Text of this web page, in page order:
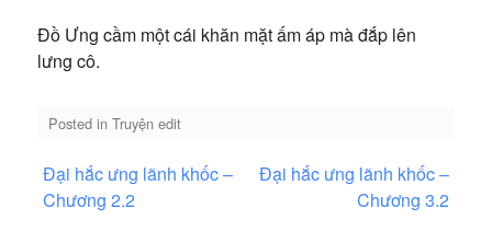
Đồ Ưng cầm một cái khăn mặt ấm áp mà đắp lên
lưng cô.
Posted in Truyện edit
Điều
hướng
Đại hắc ưng lãnh khốc –
Chương 2.2
Đại hắc ưng lãnh khốc –
Chương 3.2